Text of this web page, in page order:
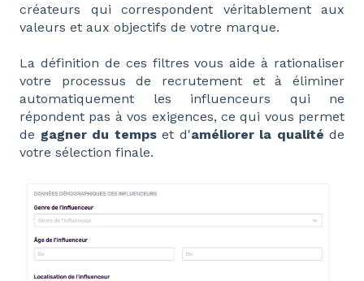
créateurs qui correspondent véritablement aux
valeurs et aux objectifs de votre marque.
La définition de ces filtres vous aide à rationaliser
votre processus de recrutement et à éliminer
automatiquement les influenceurs qui ne
répondent pas à vos exigences, ce qui vous permet
de gagner du tempset d'améliorer la qualité de
votre sélection finale.